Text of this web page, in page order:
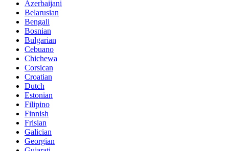
Azerbaijani
Belarusian
Bengali
Bosnian
Bulgarian
Cebuano
Chichewa
Corsican
Croatian
Dutch
Estonian
Filipino
Finnish
Frisian
Galician
Georgian